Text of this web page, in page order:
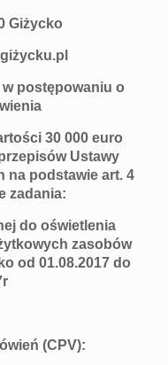
Giżycko
w postępowaniu o
30 000 euro
Ustawy
na podstawie art. 4
zadania:
do oświetlenia
zasobów
od 01.08.2017 do
(CPV):